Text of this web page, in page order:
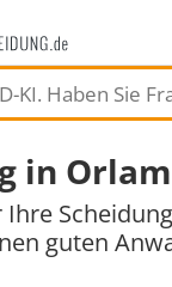
in
guten